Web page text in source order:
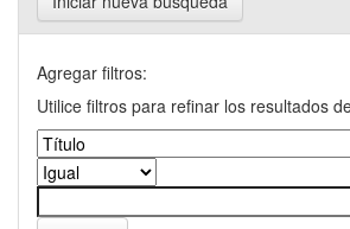
Agregar filtros:
Utilice filtros para refinar los resultados